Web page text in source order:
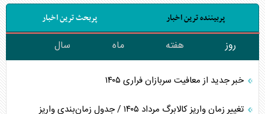
پربیننده ترین اخبار پربحث ترین اخبار
روز هفته ماه سال
خبر جدید از معافیت سربازان فراری ۱۴۰۵
تغییر زمان واریز کالابرگ مرداد ۱۴۰۵ / جدول زمان‌بندی واریز